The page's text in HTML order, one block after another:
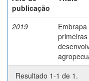
publicação
2019
Resultado 1-1 de 1.